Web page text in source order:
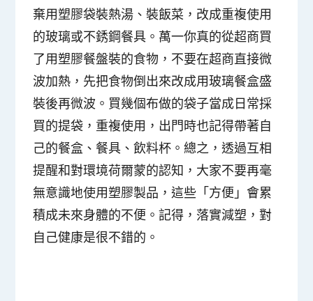
棄用塑膠袋裝熱湯、裝飯菜，改成重複使用
的玻璃或不銹鋼餐具。萬一你真的從超商買
了用塑膠餐盤裝的食物，不要在超商直接微
波加熱，先把食物倒出來改成用玻璃餐盒盛
裝後再微波。買幾個布做的袋子當成日常採
買的提袋，重複使用，出門時也記得帶著自
己的餐盒、餐具、飲料杯。總之，透過互相
提醒和對環境荷爾蒙的認知，大家不要再毫
無意識地使用塑膠製品，這些「方便」會累
積成未來身體的不便。記得，落實減塑，對
自己健康是很不錯的。